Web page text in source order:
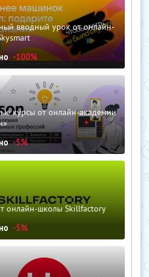
вводный урок от онлайн-
-100%
курсы от онлайн-академии
-5%
онлайн-школы Skillfactory
-5%